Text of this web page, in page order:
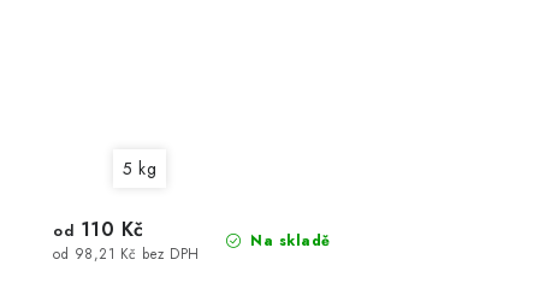
5 kg
Na skladě
od 98,21 Kč bez DPH
od 110 Kč